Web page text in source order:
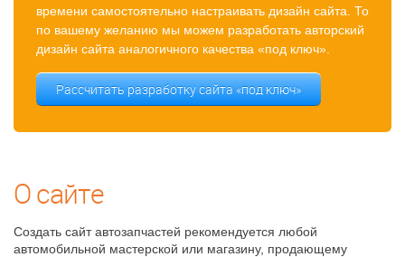
времени самостоятельно настраивать дизайн сайта. То
по вашему желанию мы можем разработать авторский
дизайн сайта аналогичного качества «под ключ».
Рассчитать разработку сайта «под ключ»
О сайте
Создать сайт автозапчастей рекомендуется любой
автомобильной мастерской или магазину, продающему